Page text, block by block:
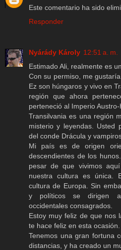
Este comentario ha sido
Responder
Nyárády Károly 12:51 a. m.
Estimado Ali, realmente es
Con su permiso, me
Ez son húngaros y vivo en
región que ahora
perteneció al Imperio Austro-
Transilvania es una región
misterio y leyendas. Usted
del conde Drácula y
Mi país es de origen
descendientes de los
pesar de que vivimos
nuestra cultura es única.
cultura de Europa. Sin
y políticos se dirigen a
occidentales consagrados.
Estoy muy feliz de que nos
te hace feliz en esta ocasión.
Tenemos una gran fortuna
distancias, y ha creado un